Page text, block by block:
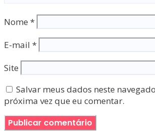
Nome *
E-mail *
Site
Salvar meus dados neste
próxima vez que eu comentar.